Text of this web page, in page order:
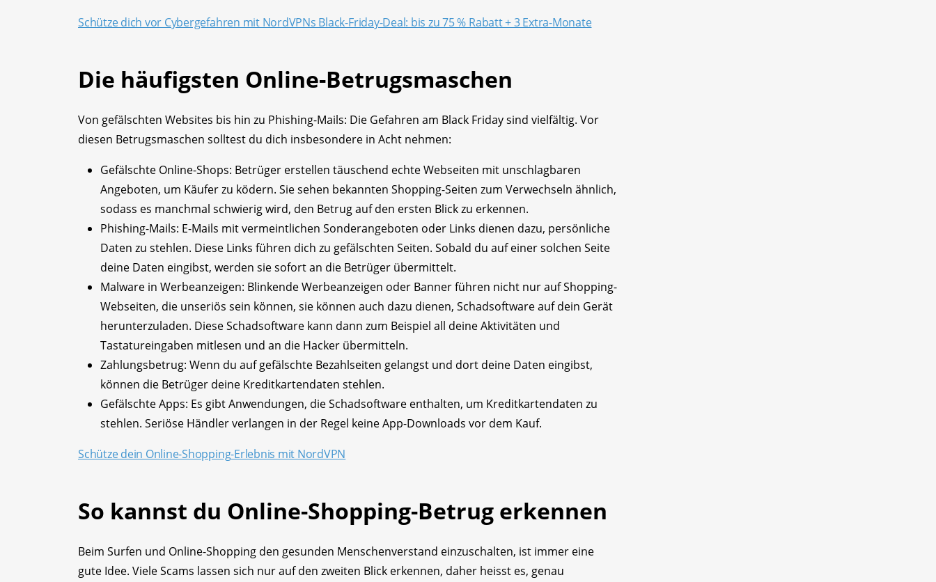
Schütze dich vor Cybergefahren mit NordVPNs Black-Friday-Deal: bis zu 75 % Rabatt + 3 Extra-Monate
Die häufigsten Online-Betrugsmaschen
Von gefälschten Websites bis hin zu Phishing-Mails: Die Gefahren am Black Friday sind vielfältig. Vor
diesen Betrugsmaschen solltest du dich insbesondere in Acht nehmen:
Gefälschte Online-Shops: Betrüger erstellen täuschend echte Webseiten mit unschlagbaren
Angeboten, um Käufer zu ködern. Sie sehen bekannten Shopping-Seiten zum Verwechseln ähnlich,
sodass es manchmal schwierig wird, den Betrug auf den ersten Blick zu erkennen.
Phishing-Mails: E-Mails mit vermeintlichen Sonderangeboten oder Links dienen dazu, persönliche
Daten zu stehlen. Diese Links führen dich zu gefälschten Seiten. Sobald du auf einer solchen Seite
deine Daten eingibst, werden sie sofort an die Betrüger übermittelt.
Malware in Werbeanzeigen: Blinkende Werbeanzeigen oder Banner führen nicht nur auf Shopping-
Webseiten, die unseriös sein können, sie können auch dazu dienen, Schadsoftware auf dein Gerät
herunterzuladen. Diese Schadsoftware kann dann zum Beispiel all deine Aktivitäten und
Tastatureingaben mitlesen und an die Hacker übermitteln.
Zahlungsbetrug: Wenn du auf gefälschte Bezahlseiten gelangst und dort deine Daten eingibst,
können die Betrüger deine Kreditkartendaten stehlen.
Gefälschte Apps: Es gibt Anwendungen, die Schadsoftware enthalten, um Kreditkartendaten zu
stehlen. Seriöse Händler verlangen in der Regel keine App-Downloads vor dem Kauf.
Schütze dein Online-Shopping-Erlebnis mit NordVPN
So kannst du Online-Shopping-Betrug erkennen
Beim Surfen und Online-Shopping den gesunden Menschenverstand einzuschalten, ist immer eine
gute Idee. Viele Scams lassen sich nur auf den zweiten Blick erkennen, daher heisst es, genau